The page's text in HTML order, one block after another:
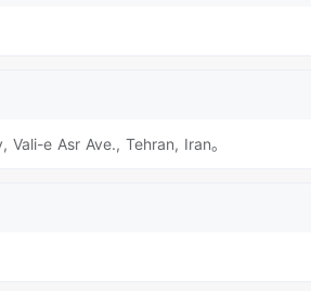
e Asr Ave., Tehran, Iran。